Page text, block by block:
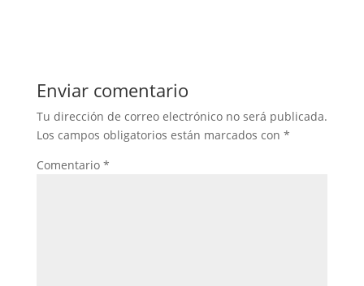
Enviar comentario
Tu dirección de correo electrónico no será publicada.
Los campos obligatorios están marcados con *
Comentario *